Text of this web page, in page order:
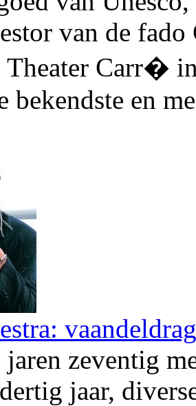
van de
Theater Carr�
bekendste en
jaren zeventig
jaar,